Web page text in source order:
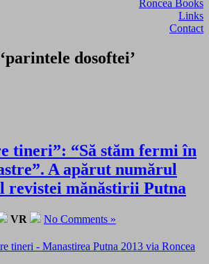
Roncea Books
Links
Contact
dosoftei’
tineri”: “Să stăm fermi în
A apărut numărul
revistei mănăstirii Putna
VR No Comments »